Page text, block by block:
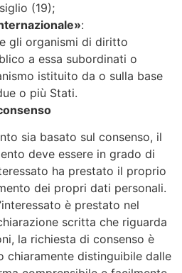
(19);
:
gli organismi di diritto
a essa subordinati o
istituito da o sulla base
o più Stati.
sia basato sul consenso, il
deve essere in grado di
ha prestato il proprio
dei propri dati personali.
è prestato nel
scritta che riguarda
la richiesta di consenso è
chiaramente distinguibile dalle